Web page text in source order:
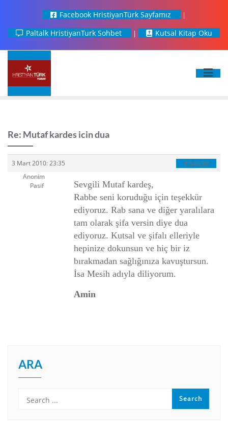
Facebook HristiyanTürk Sayfamız
Paltalk HristiyanTurk Sohbet
Kutsal Kitap Oku
Re: Mutaf kardes icin dua
3 Mart 2010: 23:35 #34639
Anonim
Pasif
Sevgili Mutaf kardeş,
Rabbe seni koruduğu için teşekkür
ediyoruz. Rab sana ve diğer yaralılara
tam olarak şifa versin diye dua
ediyoruz. Kutsal ve şifalı elleriyle
hepinize dokunsun ve hiç bir iz
bırakmadan sağlığınıza kavuştursun.
İsa Mesih adıyla diliyorum.
Amin
ARA